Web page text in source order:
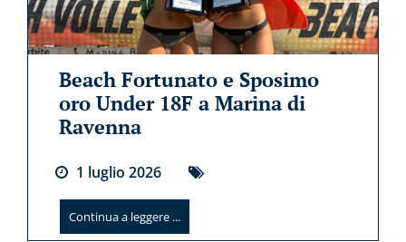
Beach Fortunato e Sposimo
oro Under 18F a Marina di
Ravenna
1 luglio 2026
Continua a leggere ...